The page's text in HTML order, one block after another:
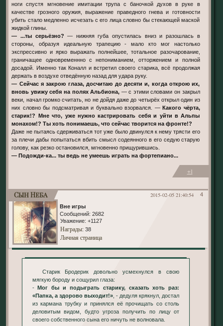
ноги спустя мгновение имитации трупа с баночкой духов в руке в
качестве грозного оружия, выражение праведного гнева и готовности
убить стало медленно исчезать с его лица словно бы стекающей маской
жидкой глины.
— ...ты серьёзно? — нижняя губа опустилась вниз и разошлась в
стороны, образуя идеальную трапецию - мало кто мог настолько
экспрессивно и ярко выражать полнейшее, тотальное разочарование,
граничащее одновременнно с непониманием, отторжением и полной
досадой. Именно так Коналл и встретил своего старика, всё продолжая
держать в воздухе отведённую назад для удара руку.
— Сейчас я закрою глаза, досчитаю до десяти и, когда открою их,
вновь увижу себя на полях Альбиона, — с этими словами он закрыл
веки, начал громко считать, но не дойдя даже до четырёх открыл один из
них словно бы подсматривая и буквально взорвался. — Какого чёрта,
старик!? Мне что, уже нужно кастрировать себя и уйти в Альпы
монахом!? Ты хоть понимаешь, что сейчас творится на фронте!?
Даже не пытаясь сдерживаться тот уже было двинулся к нему трясти его
за плечи дабы попытаться вбить смысл содеянного в его седую старую
голову, как резко остановился, мгновенно прищурившись.
— Подожди-ка... ты ведь не умеешь играть на фортепиано...
+1
4
2015-02-05 21:40:54
Сын Неба
Вне игры
Сообщений: 2682
Уважение: +1127
Награды: 38
Личная страница
Старик Бродерик довольно усмехнулся в свою
мягкую бороду и сощурил глаза:
-Мог бы и подыграть старику, сказать хоть раз:
«Папка, а здорово выходит!», - дедуля крякнул, достал
из кармана трубку и принялся её прочищать со столь
деловитым видом, будто угроза получить по лицу от
своего собственного сына его ничуть не волновала.